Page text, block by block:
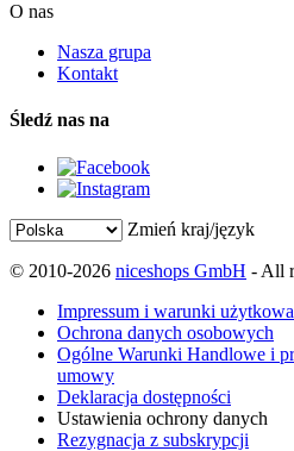
O nas
Nasza grupa
Kontakt
Śledź nas na
Zmień kraj/język
© 2010-2026 niceshops GmbH - All
Impressum i warunki
Ochrona danych osobowych
Ogólne Warunki Handlowe i
umowy
Deklaracja dostępności
Ustawienia ochrony danych
Rezygnacja z subskrypcji